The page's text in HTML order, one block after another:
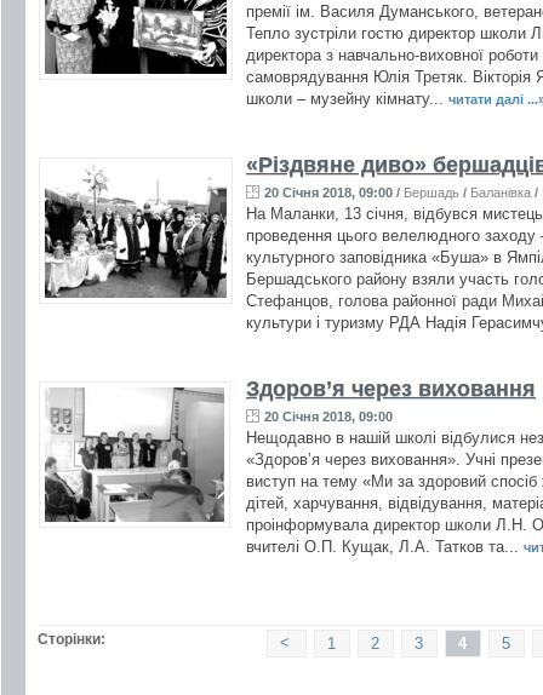
премії ім. Василя Думанського,
Тепло зустріли гостю директор школи
директора з навчально-виховної
самоврядування Юлія Третяк. Вікторія
школи – музейну кімнату...
читати далі
«Різдвяне диво»
20 Січня 2018, 09:00 / Бершадь / Баланівка /
На Маланки, 13 січня, відбувся
проведення цього велелюдного заходу
культурного заповідника «Буша» в
Бершадського району взяли участь
Стефанцов, голова районної ради
культури і туризму РДА Надія
Здоров’я через виховання
20 Січня 2018, 09:00
Нещодавно в нашій школі відбулися
«Здоров’я через виховання». Учні
виступ на тему «Ми за здоровий
дітей, харчування, відвідування,
проінформувала директор школи Л.Н.
вчителі О.П. Кущак, Л.А. Татков та...
Сторінки: 5
4
3
2
1
<